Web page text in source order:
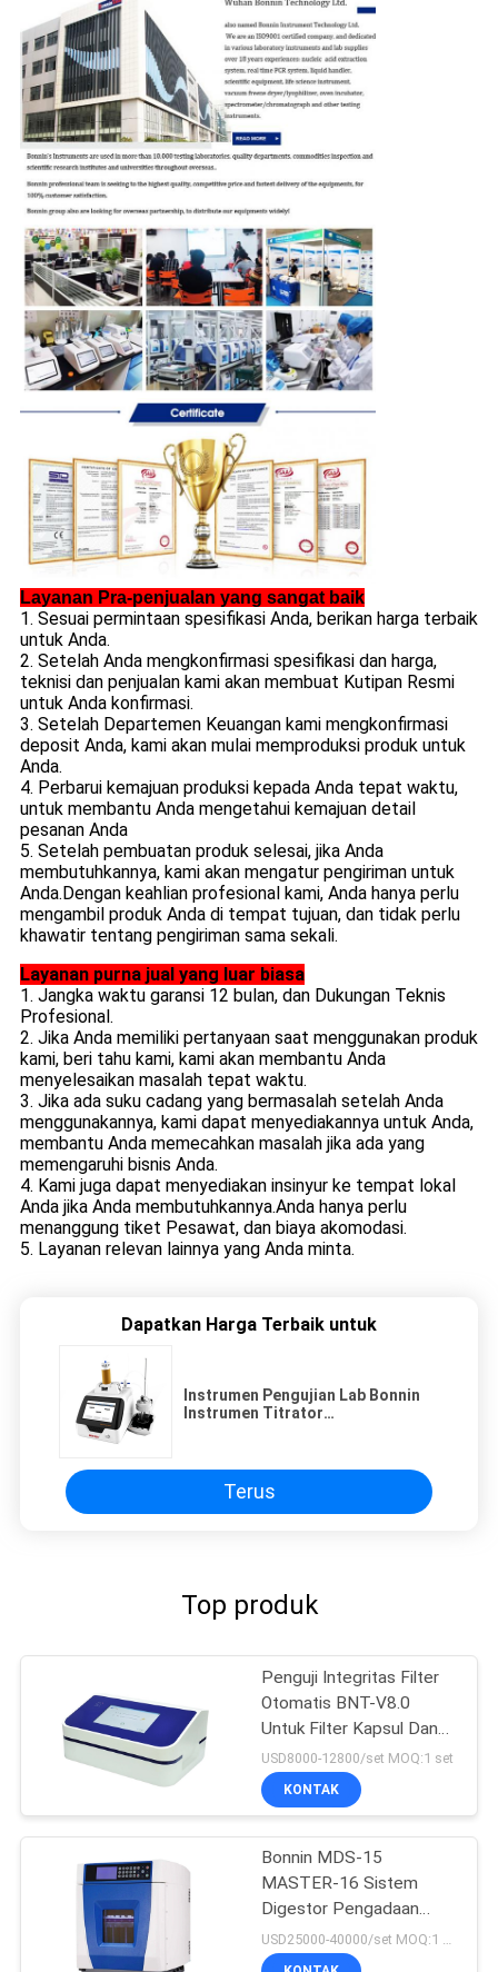
Layanan Pra-penjualan yang sangat baik
1. Sesuai permintaan spesifikasi Anda, berikan harga terbaik
untuk Anda.
2. Setelah Anda mengkonfirmasi spesifikasi dan harga,
teknisi dan penjualan kami akan membuat Kutipan Resmi
untuk Anda konfirmasi.
3. Setelah Departemen Keuangan kami mengkonfirmasi
deposit Anda, kami akan mulai memproduksi produk untuk
Anda.
4. Perbarui kemajuan produksi kepada Anda tepat waktu,
untuk membantu Anda mengetahui kemajuan detail
pesanan Anda
5. Setelah pembuatan produk selesai, jika Anda
membutuhkannya, kami akan mengatur pengiriman untuk
Anda.Dengan keahlian profesional kami, Anda hanya perlu
mengambil produk Anda di tempat tujuan, dan tidak perlu
khawatir tentang pengiriman sama sekali.
Layanan purna jual yang luar biasa
1. Jangka waktu garansi 12 bulan, dan Dukungan Teknis
Profesional.
2. Jika Anda memiliki pertanyaan saat menggunakan produk
kami, beri tahu kami, kami akan membantu Anda
menyelesaikan masalah tepat waktu.
3. Jika ada suku cadang yang bermasalah setelah Anda
menggunakannya, kami dapat menyediakannya untuk Anda,
membantu Anda memecahkan masalah jika ada yang
memengaruhi bisnis Anda.
4. Kami juga dapat menyediakan insinyur ke tempat lokal
Anda jika Anda membutuhkannya.Anda hanya perlu
menanggung tiket Pesawat, dan biaya akomodasi.
5. Layanan relevan lainnya yang Anda minta.
Dapatkan Harga Terbaik untuk
Instrumen Pengujian Lab Bonnin
Instrumen Titrator
Terus
Top produk
Penguji Integritas Filter
Otomatis BNT-V8.0
Untuk Filter Kapsul Dan
Membran Ultrafiltrasi
USD8000-12800/set MOQ:1 set
KONTAK
Bonnin MDS-15
MASTER-16 Sistem
Digestor Pengadaan
Sampel
USD25000-40000/set MOQ:1 set